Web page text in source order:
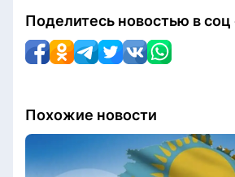
Поделитесь новостью в соц
Похожие новости